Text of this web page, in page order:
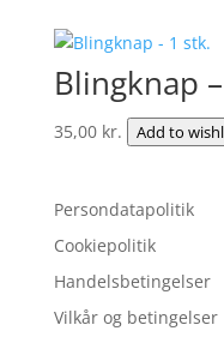
Blingknap
35,00 kr. Add to
Persondatapolitik
Cookiepolitik
Handelsbetingelser
Vilkår og betingelser